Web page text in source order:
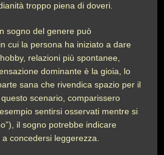
troppo piena di doveri.
sogno del genere può
cui la persona ha iniziato a dare
relazioni più spontanee,
dominante è la gioia, lo
sana che rivendica spazio per il
scenario, comparissero
sentirsi osservati mentre si
il sogno potrebbe indicare
concedersi leggerezza.